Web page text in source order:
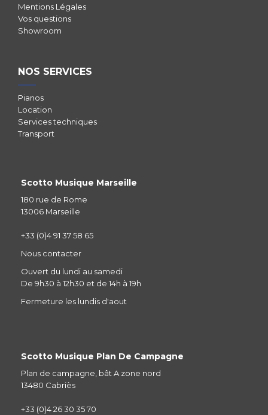
Mentions Légales
Vos questions
Showroom
NOS SERVICES
Pianos
Location
Services techniques
Transport
Scotto Musique Marseille
180 rue de Rome
13006 Marseille
+33 (0)4 91 37 58 65
Nous contacter
Ouvert du lundi au samedi
De 9h30 à 12h30 et de 14h à 19h
Fermeture les lundis d'aout
Scotto Musique Plan De Campagne
Plan de campagne, bât A zone nord
13480 Cabriès
+33 (0)4 26 30 35 70